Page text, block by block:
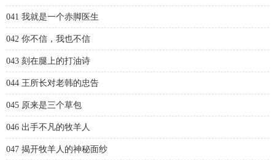
041 我就是一个赤脚医生
042 你不信，我也不信
043 刻在腿上的打油诗
044 王所长对老韩的忠告
045 原来是三个草包
046 出手不凡的牧羊人
047 揭开牧羊人的神秘面纱